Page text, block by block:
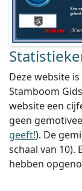
Deze website
Stamboom
website een
geen
geeft!). De
schaal van 10).
hebben